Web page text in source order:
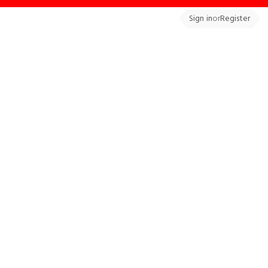
Sign inorRegister